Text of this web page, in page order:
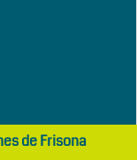
de Frisona